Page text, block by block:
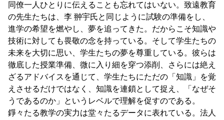
同僚一人ひとりに伝えることも忘れてはいない。致遠教育
の先生たちは、李 翀宇氏と同じように試験の準備をし、
進学の希望を燃やし、夢を追ってきた。だからこそ知識や
技術に対しても畏敬の念を持っている。そして学生たちの
未来を大切に思い、学生たちの夢を尊重している。彼らは
徹底した授業準備、微に入り細を穿つ添削、さらには絶え
ざるアドバイスを通じて、学生たちにただの「知識」を覚
えさせるだけではなく、知識を連鎖として捉え、「なぜそ
うであるのか」というレベルで理解を促すのである。
錚々たる教学の実力は堂々たるデータに表れている。法人